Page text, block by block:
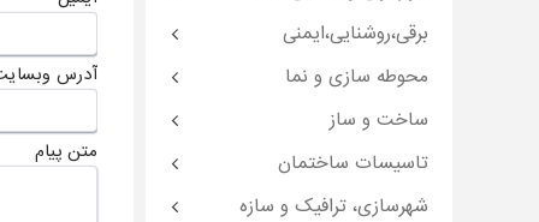
آدرس
متن پیام
برقی،روشنایی،ایمنی
محوطه سازی و نما
ساخت و ساز
تاسیسات ساختمان
شهرسازی، ترافیک و سازه